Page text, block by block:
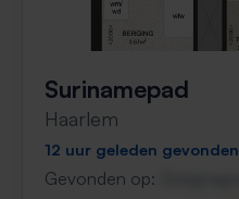
Surinamepad
Haarlem
12 uur geleden gevonden
Gevonden op: